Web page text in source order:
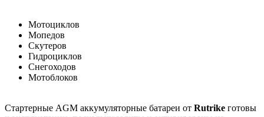
Мотоциклов
Мопедов
Скутеров
Гидроциклов
Снегоходов
Мотоблоков
Стартерные AGM аккумуляторные батареи от Rutrike готовы